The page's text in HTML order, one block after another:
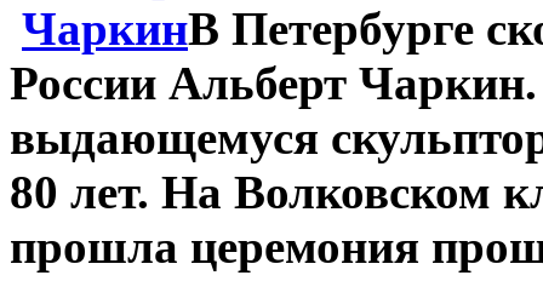
В Петербурге
России Альберт
выдающемуся
80 лет. На Волковском
прошла церемония